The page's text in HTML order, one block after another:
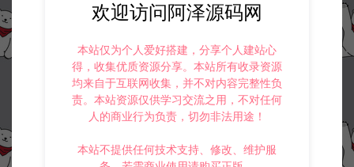
阿泽源码网 寄售资源
末日丧尸割草手游【一蕗狂飆平台币内购
世界杯版】7月最新整理Linux手工服务端+管理后台+代理后台+商城后台
+CDK授权后台+安卓苹果双端+详细搭建教程+视频教程
https://www.lyzwlkj.vip/60671/syzy/
欢迎访问阿泽源码网
本站仅为个人爱好搭建，分享个人建站心
得，收集优质资源分享。本站所有收录资源
均来自于互联网收集，并不对内容完整性负
责。本站资源仅供学习交流之用，不对任何
人的商业行为负责，切勿非法用途！
本站不提供任何技术支持、修改、维护服